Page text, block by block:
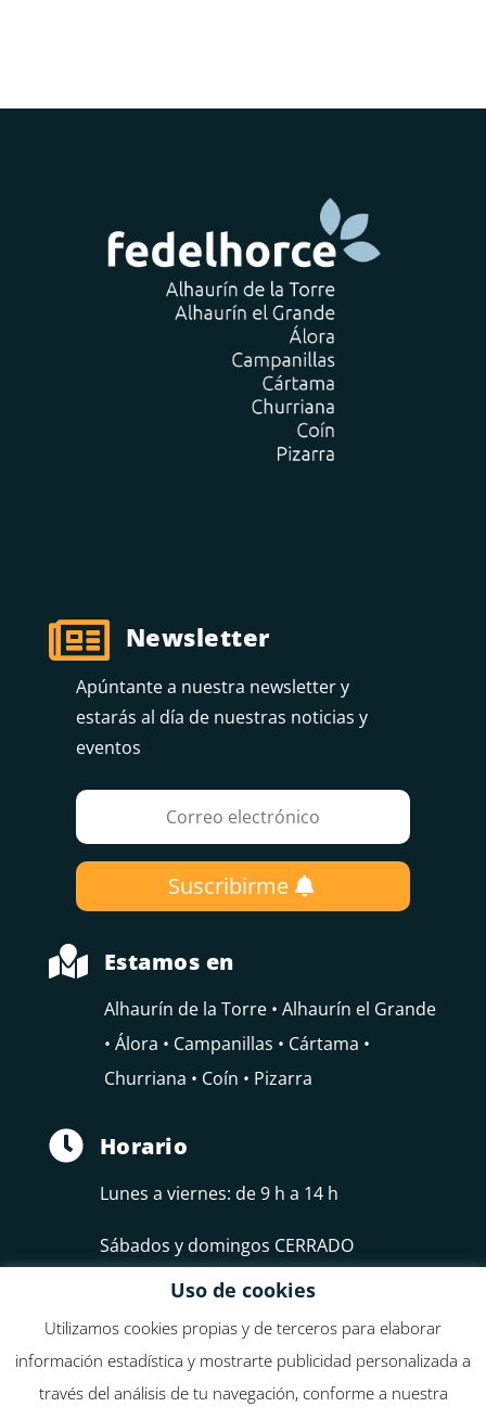
 Newsletter
Apúntante a nuestra newsletter y
estarás al día de nuestras noticias y
eventos
Suscribirme
 Estamos en
Alhaurín de la Torre • Alhaurín el Grande
• Álora • Campanillas • Cártama •
Churriana • Coín • Pizarra
 Horario
Lunes a viernes: de 9 h a 14 h
Sábados y domingos CERRADO
Uso de cookies
Utilizamos cookies propias y de terceros para elaborar
información estadística y mostrarte publicidad personalizada a
través del análisis de tu navegación, conforme a nuestra